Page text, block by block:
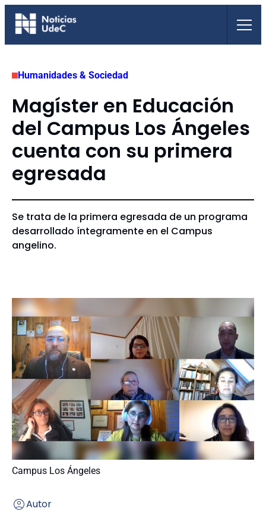
Saltar
Humanidades & Sociedad
Magíster en Educación
del Campus Los Ángeles
cuenta con su primera
egresada
Se trata de la primera egresada de un programa
desarrollado íntegramente en el Campus
angelino.
Campus Los Ángeles
Autor